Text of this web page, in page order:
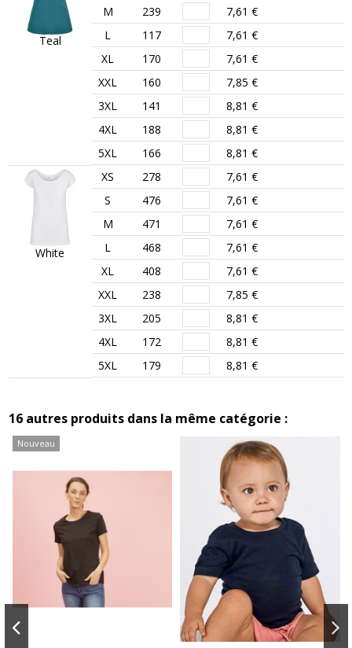
Teal
M
239
7,61 €
L
117
7,61 €
XL
170
7,61 €
XXL
160
7,85 €
3XL
141
8,81 €
4XL
188
8,81 €
5XL
166 8,81 €
White
XS 278
7,61 €
S
476
7,61 €
M
471
7,61 €
L
468
7,61 €
XL
408
7,61 €
XXL
238
7,85 €
3XL
205
8,81 €
4XL
172
8,81 €
5XL
179 8,81 €
16 autres produits dans la même catégorie :
Nouveau